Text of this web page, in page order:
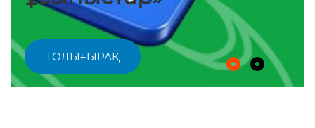
ТОЛЫҒЫРАҚ